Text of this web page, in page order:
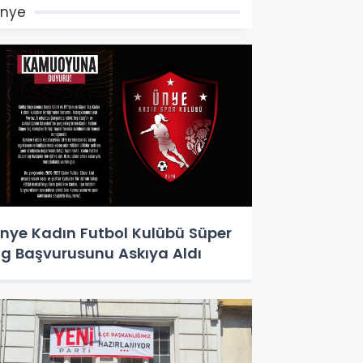
Kadın Futbol Kulübü Süper
Başvurusunu Askıya Aldı